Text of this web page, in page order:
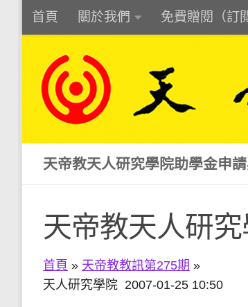
Skip to content
首頁 關於我們 免費贈閱（訂
天帝教天人研究學院助學金申
天帝教天人研
首頁 » 天帝教教訊第275期 »
天人研究學院 2007-01-25 10:50